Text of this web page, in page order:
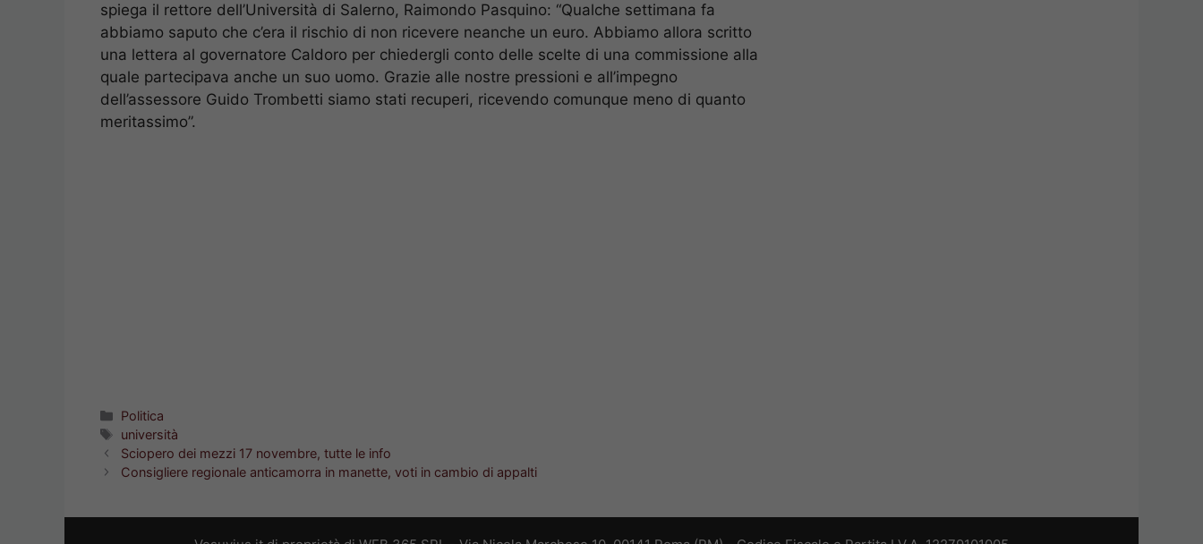
spiega il rettore dell’Università di Salerno, Raimondo Pasquino: “Qualche settimana fa
abbiamo saputo che c’era il rischio di non ricevere neanche un euro. Abbiamo allora scritto
una lettera al governatore Caldoro per chiedergli conto delle scelte di una commissione alla
quale partecipava anche un suo uomo. Grazie alle nostre pressioni e all’impegno
dell’assessore Guido Trombetti siamo stati recuperi, ricevendo comunque meno di quanto
meritassimo”.
Categorie
Politica
Tag
università
Sciopero dei mezzi 17 novembre, tutte le info
Consigliere regionale anticamorra in manette, voti in cambio di appalti